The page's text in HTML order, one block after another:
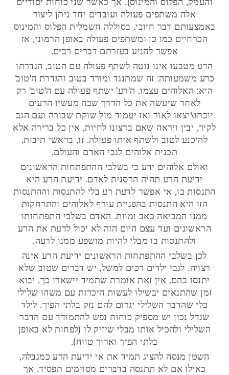
והעמק, הפלוס והמינוס). אך כאשר שני כוחות יסודיים
אלה משתפים פעולה ועובדים יחד ניתן ליצור
באמצעותם דבר חיובי. בסוללה חשמלית הפלוס והמינוס
הכרחיים כמו כן ומשתפים פעולה באופן הרמוני, אז
אפשר להניע בעזרתם דברים רבים.
הרע מטבעו אינו נוטה לשתף פעולה עם הטוב, הגדרתו
כרע משמעותה: זה שמתנגד ומורד בטוב והגדרת ה'טוב'
היא: האלוהים עצמו. ה'רע' ישתף פעולה עם ה'טוב' רק
לאחר שיעשה את כל הדרך שבה מעשיו הרעים
יוכחו\יצאו לאור ואז יעמוד מול שוקת שבורה ועם הגב
לקיר, יבין ויראה שאם ברצונו לחיות, אין כל ברירה אלא
להיכנע לטוב ולשתף איתו פעולה. זו, בראשי תיבות,
תכנית אלוהים לגבי האדם והעולם.
ואולם אלוהים ידע כי בשלבי ההתפתחות הראשונים
ידיעת הרע תהיה הרסנית לאדם. ידיעת הרע היא
התנסות בו, אי אפשר לדעת רע בלי להתנסות וההתנסות
הזו היא התנסות בהפניית עורף לאלוהים והתרחקות
ממנו המביאה כאב ומוות. האדם בשלבי התפתחותו
הראשונים ועד עצם היום הזה לא יכול לדעת את הרע
ולהתנסות בו מבלי להיות מושפע ממנו לרעה.
לכן בשלבי ההתפתחות הראשונים ידיעת הרע אינה
רצויה. לגבי ילדים רכים למשל, יש דברים שטוב שלא
יתנסו בהם. אין זאת אומרת שתמיד יישארו כך, יבוא
זמן שהתנאים יבשילו לעשות היכרות עם משהו שלילי
בלי שהדבר השלילי יגרום להם נזק בלתי הפיך. לילד
שגדל נכון יש מספיק כוחות נפש להתמודד עם הדבר
השלילי ולהכיל אותו מבלי שיזיק לו (לפחות לא באופן
בלתי הפיך וארוך טווח).
השטן מנסה להציג תמיד את אי ידיעת הרע כמגבלה,
כאילו אם לא תתנסה בדברים מסוימים תפסיד. אך